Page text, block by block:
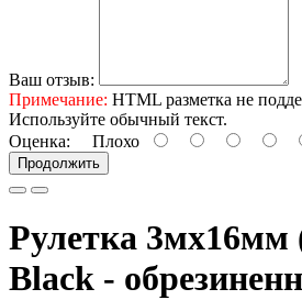
Ваш отзыв:
Примечание: HTML разметка не
Используйте обычный текст.
Оценка: Плохо
Продолжить
Рулетка
Black -